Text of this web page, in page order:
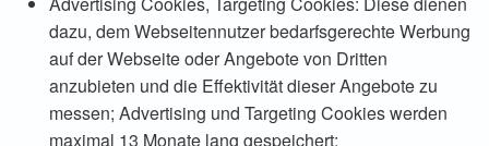
dazu, dem Webseitennutzer bedarfsgerechte Werbung
auf der Webseite oder Angebote von Dritten
anzubieten und die Effektivität dieser Angebote zu
messen; Advertising und Targeting Cookies werden
maximal 13 Monate lang gespeichert;